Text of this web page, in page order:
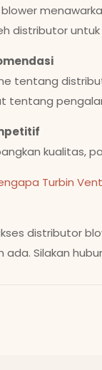
distributor
tentang
tentang
kualitas,
Turbin
distributor
ada. Silakan